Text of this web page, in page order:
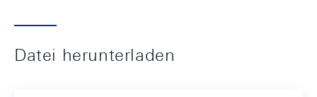
Datei herunterladen